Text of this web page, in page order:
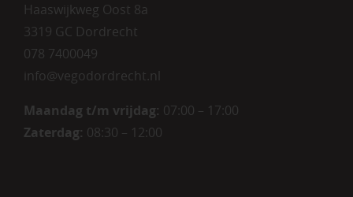
Haaswijkweg Oost 8a
3319 GC Dordrecht
078 7400049
info@vegodordrecht.nl
Maandag t/m vrijdag: 07:00 – 17:00
Zaterdag: 08:30 – 12:00